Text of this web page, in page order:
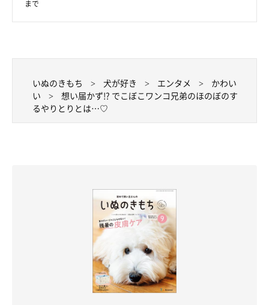
「想い届かず」 ひとしきり暴れてご満足のラッキーは お
のオッサンには届かず……(笑) #ゴールデンレトリバー
#goldenretriever #トイプードル #toypoodle #でこぼこ兄
弟 #一緒に遊んで #まねっこ #石好き犬 #石フェチわんこ
同好会 #west_dog_japan #いぬのきもち
ふたりのやりとりがかわいくて、見ていてほのぼのとした気持ち
になってしまうのでした♡
まで
いぬのきもち 犬が好き エンタメ
かわい
い
想い届かず!? でこぼこワンコ兄弟のほのぼのす
るやりとりとは…♡